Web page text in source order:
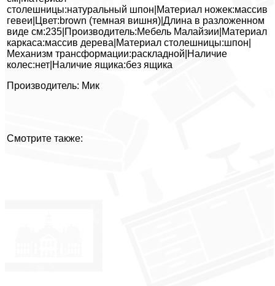
столешницы:натуральный шпон|Материал ножек:массив
гевеи|Цвет:brown (темная вишня)|Длина в разложенном
виде см:235|Производитель:Мебель Малайзии|Материал
каркаса:массив дерева|Материал столешницы:шпон|
Механизм трансформации:раскладной|Наличие
колес:нет|Наличие ящика:без ящика
Производитель: Мик
Смотрите также: